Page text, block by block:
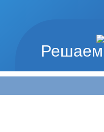
Решаем